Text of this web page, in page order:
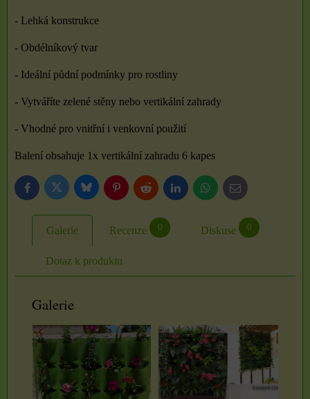
- Lehká konstrukce
- Obdélníkový tvar
- Ideální půdní podmínky pro rostliny
- Vytváříte zelené stěny nebo vertikální zahrady
- Vhodné pro vnitřní i venkovní použití
Balení obsahuje 1x vertikální zahradu 6 kapes
FacebookTwitter BlueskyPinterestReddit LinkedInWhatsApp
E-
mail
Galerie Recenze 0 Diskuse 0
Dotaz k produktu
Galerie